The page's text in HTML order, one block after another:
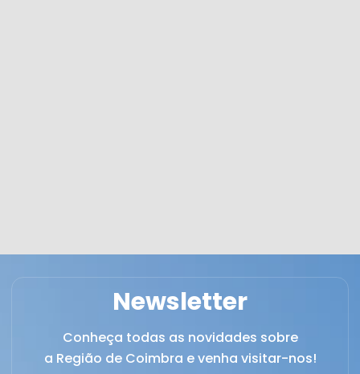
Newsletter
Conheça todas as novidades sobre
a Região de Coimbra e venha visitar-nos!